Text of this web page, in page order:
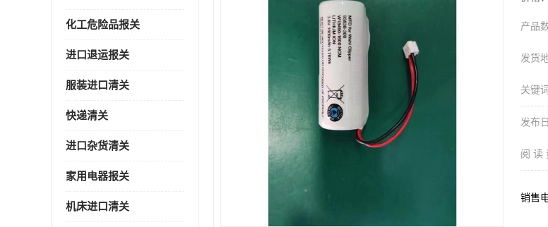
化工危险品报关
进口退运报关
服装进口清关
快递清关
进口杂货清关
家用电器报关
机床进口清关
产品
发货
关键词
发布
阅 读
销售